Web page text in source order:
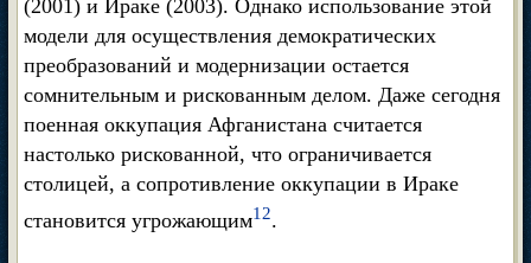
(2001) и Ираке (2003). Однако использование этой
модели для осуществления демократических
преобразований и модернизации остается
сомнительным и рискованным делом. Даже сегодня
поенная оккупация Афганистана считается
настолько рискованной, что ограничивается
столицей, а сопротивление оккупации в Ираке
становится угрожающим12.